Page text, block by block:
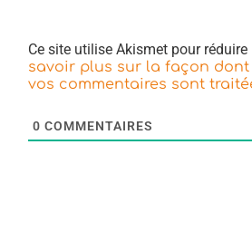
Ce site utilise Akismet pour
savoir plus sur la façon dont
vos commentaires sont
0 COMMENTAIRES